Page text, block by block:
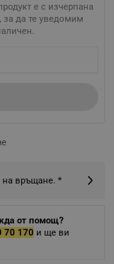
е с изчерпана
да те уведомим
на връщане. *
от помощ?
70 170 и ще ви